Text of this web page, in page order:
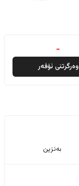
-
وەرگرتنی ئۆفەر
بەنزین